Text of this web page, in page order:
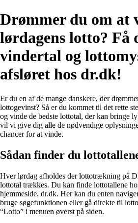
Drømmer du om at
lørdagens lotto? Få
vindertal og
afsløret hos dr.dk!
Er du en af de mange danskere, der
lottogevinst? Så er du kommet til det rette
og vinde de bedste lottotal, der kan bringe
vil vi give dig alle de nødvendige
chancer for at vinde.
Sådan finder du
Hver lørdag afholdes der lottotrækning på
lottotal trækkes. Du kan finde lottotallene
hjemmeside, dr.dk. Her kan du enten
bruge søgefunktionen eller gå direkte til
“Lotto” i menuen øverst på siden.